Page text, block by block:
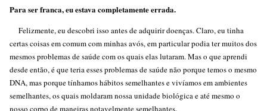
Para ser franca, eu estava completamente errada.
Felizmente, eu descobri isso antes de adquirir doenças. Claro, eu tinha
certas coisas em comum com minhas avós, em particular podia ter muitos dos
mesmos problemas de saúde com os quais elas lutaram. Mas o que aprendi
desde então, é que teria esses problemas de saúde não porque temos o mesmo
DNA, mas porque tínhamos hábitos semelhantes e vivíamos em ambientes
semelhantes, os quais moldaram nossa unidade biológica e até mesmo o
nosso corpo de maneiras notavelmente semelhantes.